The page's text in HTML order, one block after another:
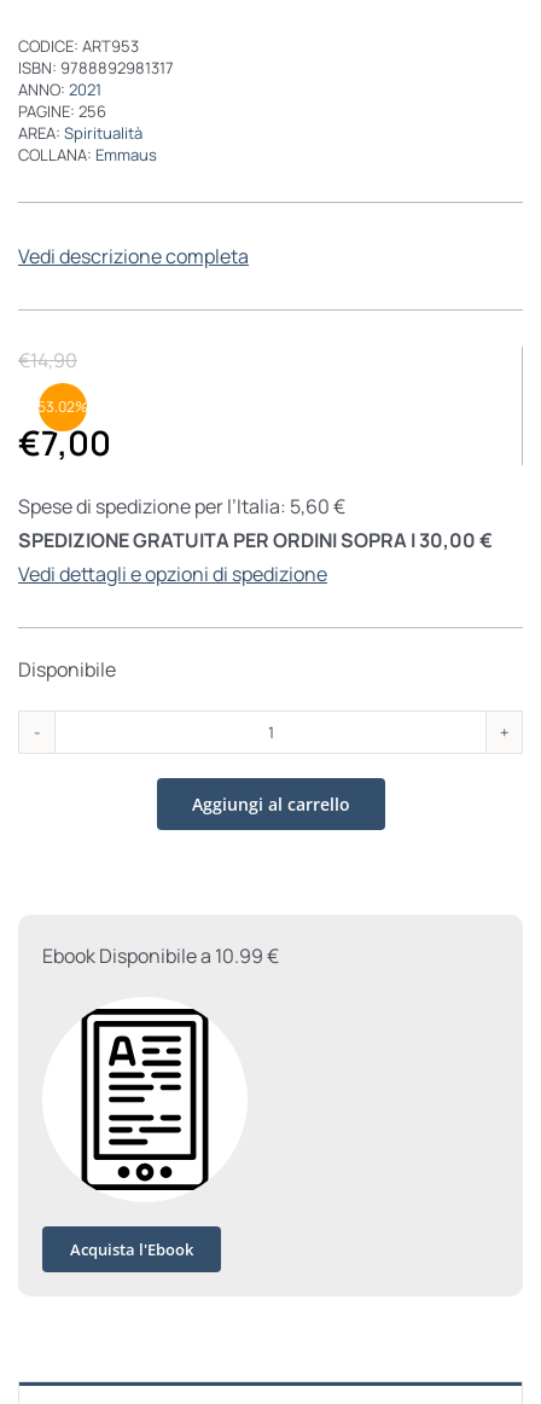
CODICE: ART953
ISBN: 9788892981317
ANNO: 2021
PAGINE: 256
AREA: Spiritualità
COLLANA: Emmaus
Vedi descrizione completa
€14,90
€7,00
53.02%
Spese di spedizione per l’Italia: 5,60 €
SPEDIZIONE GRATUITA PER ORDINI SOPRA I 30,00 €
Vedi dettagli e opzioni di spedizione
Disponibile
Giuseppe
sposo
di
quantità
Aggiungi al carrello
Ebook Disponibile a 10.99 €
Acquista l'Ebook